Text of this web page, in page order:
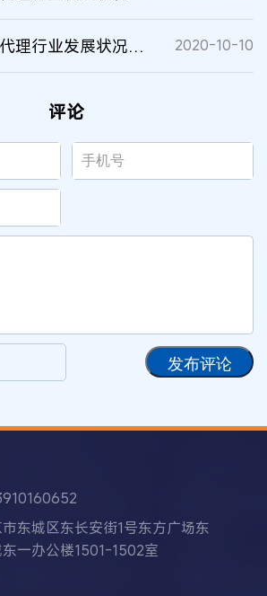
《全国专利代理行业发展状况（2019年）》显示：我国专利代理行业发展势头正劲 2020-10-10
评论
发布评论
东城区东长安街1号东方广场东
一办公楼1501-1502室